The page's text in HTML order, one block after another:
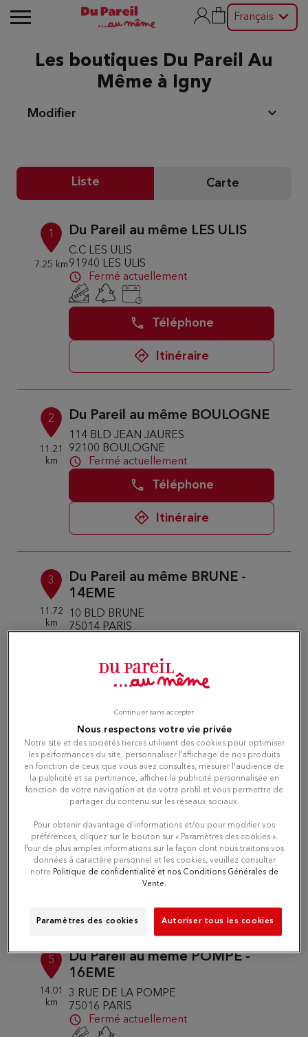
Français
Les boutiques Du Pareil Au
Même à Igny
Modifier
Liste Carte
1
7.25 km
Du Pareil au même LES ULIS
C.C LES ULIS
91940 LES ULIS
Fermé actuellement
Téléphone
Itinéraire
2
11.21
km
Du Pareil au même BOULOGNE
114 BLD JEAN JAURES
92100 BOULOGNE
Fermé actuellement
Téléphone
Itinéraire
3
11.72
km
Du Pareil au même BRUNE -
14EME
10 BLD BRUNE
75014 PARIS
Téléphone
4
13.16
Du Pareil au même COMMERCE
- 15EME
59 RUE DU COMMERCE
75015 PARIS
Fermé actuellement
Téléphone
5
14.01
km
Du Pareil au même POMPE -
16EME
3 RUE DE LA POMPE
75016 PARIS
Fermé actuellement
Nous respectons votre vie privée
Notre site et des sociétés tierces utilisent des cookies pour optimiser
les performances du site, personnaliser l’affichage de nos produits
en fonction de ceux que vous avez consultés, mesurer l'audience de
la publicité et sa pertinence, afficher la publicité personnalisée en
fonction de votre navigation et de votre profil et vous permettre de
partager du contenu sur les réseaux sociaux.
Pour obtenir davantage d'informations et/ou pour modifier vos
préférences, cliquez sur le bouton sur « Paramètres des cookies ».
Pour de plus amples informations sur la façon dont nous traitons vos
données à caractère personnel et les cookies, veuillez consulter
notre Politique de confidentialité et nos Conditions Générales de
Vente.
Paramètres des cookies Autoriser tous les cookies
Continuer sans accepter